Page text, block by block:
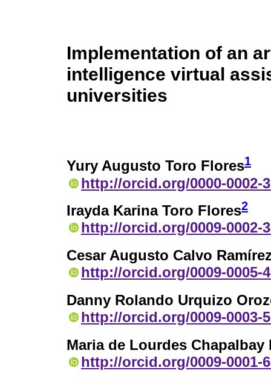
Implementation of an
intelligence virtual
universities
Yury Augusto Toro Flores1
http://orcid.org/0000-0002-
Irayda Karina Toro Flores2
http://orcid.org/0009-0002-
Cesar Augusto Calvo
http://orcid.org/0009-0005-
Danny Rolando Urquizo
http://orcid.org/0009-0003-
Maria de Lourdes Chapalbay
http://orcid.org/0009-0001-